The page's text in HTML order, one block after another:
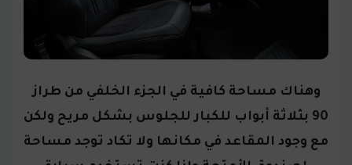
وهناك مساحة كافية في الجزء الخلفي من طراز
90 بثلاثة أبواب للكبار للجلوس بشكل مريح ولكن
مع وجود المقاعد في مكانها ولا تكاد توجد مساحة